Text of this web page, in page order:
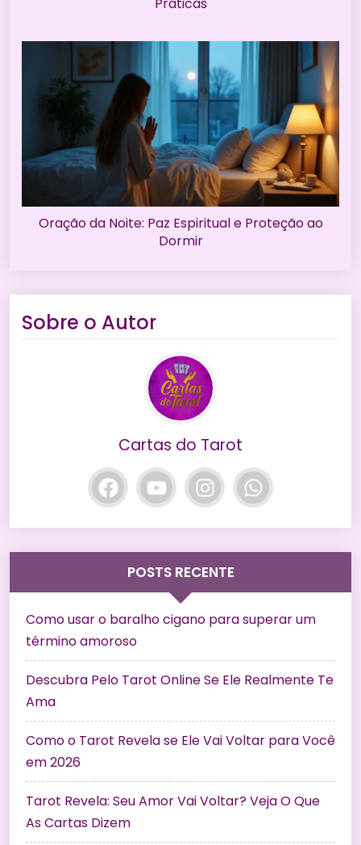
Oração da Noite: Paz Espiritual e Proteção ao
Dormir
Sobre o Autor
Cartas do Tarot
POSTS RECENTE
Como usar o baralho cigano para superar um
término amoroso
Descubra Pelo Tarot Online Se Ele Realmente Te
Ama
Como o Tarot Revela se Ele Vai Voltar para Você
em 2026
Tarot Revela: Seu Amor Vai Voltar? Veja O Que
As Cartas Dizem